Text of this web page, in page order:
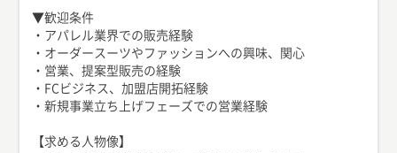
▼歓迎条件
・アパレル業界での販売経験
・オーダースーツやファッションへの興味、関心
・営業、提案型販売の経験
・FCビジネス、加盟店開拓経験
・新規事業立ち上げフェーズでの営業経験
【求める人物像】